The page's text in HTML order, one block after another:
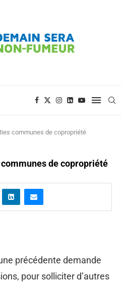
communes de copropriété
de copropriété
précédente demande
pour solliciter d’autres